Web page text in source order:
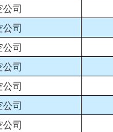
司
司
司
司
司
司
司